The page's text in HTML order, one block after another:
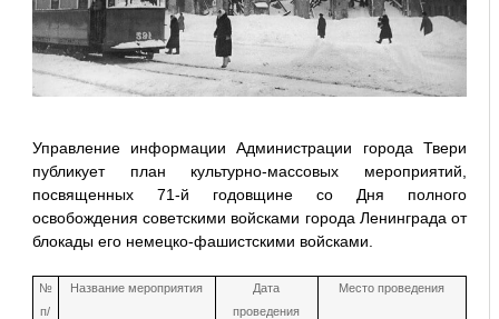
Управление информации Администрации города Твери
публикует план культурно-массовых мероприятий,
посвященных 71-й годовщине со Дня полного
освобождения советскими войсками города Ленинграда от
блокады его немецко-фашистскими войсками.
№
п/
Название мероприятия
Дата
проведения
Место проведения